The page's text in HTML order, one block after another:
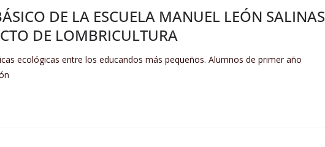
DE LA ESCUELA MANUEL LEÓN SALINAS
DE LOMBRICULTURA
ecológicas entre los educandos más pequeños. Alumnos de primer año